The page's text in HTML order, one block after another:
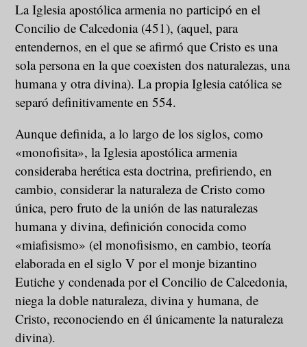
La Iglesia apostólica armenia no participó en el
Concilio de Calcedonia (451), (aquel, para
entendernos, en el que se afirmó que Cristo es una
sola persona en la que coexisten dos naturalezas, una
humana y otra divina). La propia Iglesia católica se
separó definitivamente en 554.
Aunque definida, a lo largo de los siglos, como
«monofisita», la Iglesia apostólica armenia
consideraba herética esta doctrina, prefiriendo, en
cambio, considerar la naturaleza de Cristo como
única, pero fruto de la unión de las naturalezas
humana y divina, definición conocida como
«miafisismo» (el monofisismo, en cambio, teoría
elaborada en el siglo V por el monje bizantino
Eutiche y condenada por el Concilio de Calcedonia,
niega la doble naturaleza, divina y humana, de
Cristo, reconociendo en él únicamente la naturaleza
divina).